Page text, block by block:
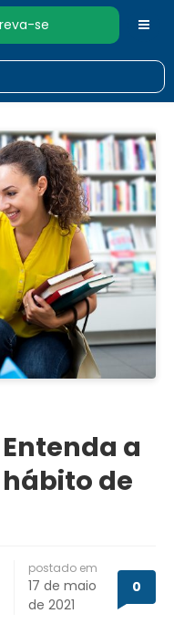
se
a
de
postado em
17 de maio
de 2021
0